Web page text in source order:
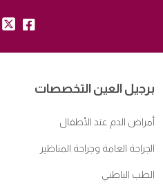
fb:
tw:
برجيل العين التخصصات
أمراض الدم عند الأطفال
الجراحة العامة وجراحة المناظير
الطب الباطني